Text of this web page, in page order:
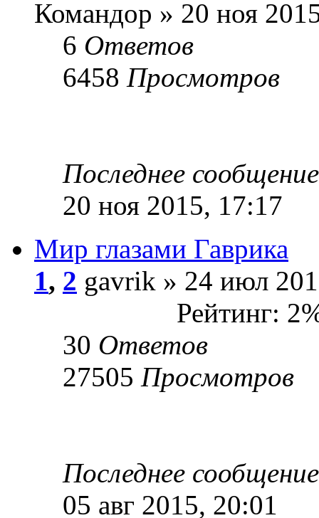
Командор » 20 ноя
6 Ответов
6458 Просмотров
Последнее
20 ноя 2015, 17:17
Мир глазами Гаврика
1, 2 gavrik » 24 июл
Рейтинг:
30 Ответов
27505 Просмотров
Последнее
05 авг 2015, 20:01